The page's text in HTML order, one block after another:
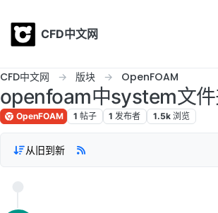
CFD中文网
CFD中文网 版块 OpenFOAM
openfoam中system文
OpenFOAM 1 帖子 1 发布者 1.5k 浏览
从旧到新